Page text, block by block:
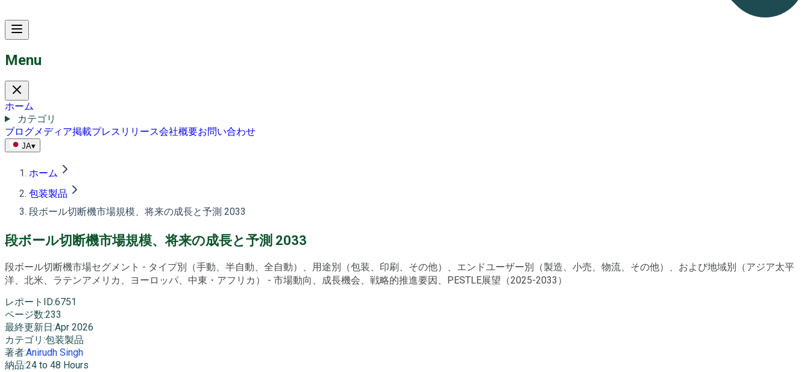
Menu
ホーム
カテゴリ
ブログメディア掲載プレスリリース会社概要お問い合わせ
JA▾
ホーム
包装製品
段ボール切断機市場規模、将来の成長と予測 2033
段ボール切断機市場規模、将来の成長と予測 2033
段ボール切断機市場セグメント - タイプ別（手動、半自動、全自動）、用途別（包装、印刷、その他）、エンドユーザー別（製造、小売、物流、その他）、および地域別（アジア太平
洋、北米、ラテンアメリカ、ヨーロッパ、中東・アフリカ） - 市場動向、成長機会、戦略的推進要因、PESTLE展望（2025-2033）
レポートID:6751
ページ数:233
最終更新日 :Apr 2026
カテゴリ :包装製品
著者:Anirudh Singh
納品:24 to 48 Hours